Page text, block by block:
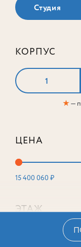
Студия
КОРПУС
1
★—
ЦЕНА
15 400 060 ₽
ЭТАЖ